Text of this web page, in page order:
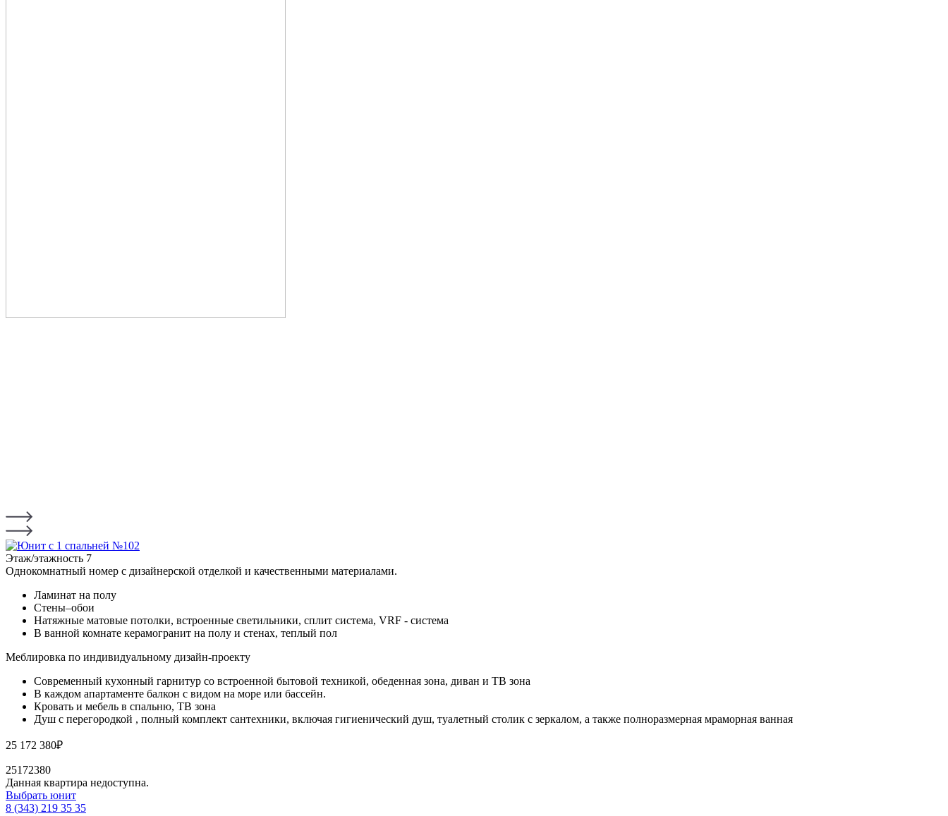
Этаж/этажность 7
Однокомнатный номер с дизайнерской отделкой и качественными материалами.
Ламинат на полу
Стены–обои
Натяжные матовые потолки, встроенные светильники, сплит система, VRF - система
В ванной комнате керамогранит на полу и стенах, теплый пол
Меблировка по индивидуальному дизайн-проекту
Современный кухонный гарнитур со встроенной бытовой техникой, обеденная зона, диван и ТВ зона
В каждом апартаменте балкон с видом на море или бассейн.
Кровать и мебель в спальню, ТВ зона
Душ с перегородкой , полный комплект сантехники, включая гигиенический душ, туалетный столик с зеркалом, а также полноразмерная мраморная ванная
25 172 380₽
25172380
Данная квартира недоступна.
Выбрать юнит
8 (343) 219 35 35